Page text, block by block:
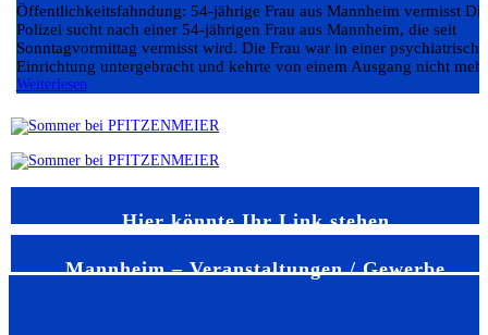
Öffentlichkeitsfahndung: 54-jährige Frau aus Mannheim vermisst Die
Polizei sucht nach einer 54-jährigen Frau aus Mannheim, die seit
Sonntagvormittag vermisst wird. Die Frau war in einer
Einrichtung untergebracht und kehrte von einem Ausgang nicht
Weiterlesen
Hier könnte Ihr Link stehen
Mannheim – Veranstaltungen / Gewerbe